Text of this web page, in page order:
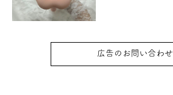
広告のお問い合わせ